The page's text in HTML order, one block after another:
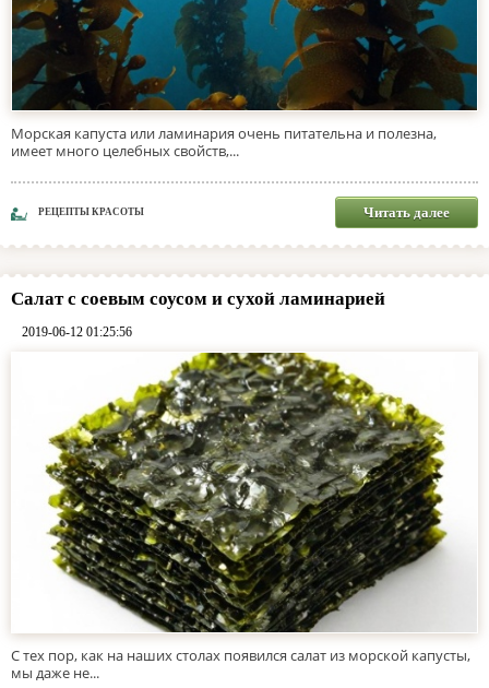
Морская капуста или ламинария очень питательна и полезна,
имеет много целебных свойств,...
РЕЦЕПТЫ КРАСОТЫ Читать далее
Салат с соевым соусом и сухой ламинарией
2019-06-12 01:25:56
С тех пор, как на наших столах появился салат из морской капусты,
мы даже не...